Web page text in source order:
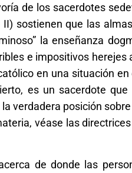
de los sacerdotes
sostienen que las
la enseñanza
e impositivos herejes
en una situación en
es un sacerdote
verdadera posición
véase las
de donde las